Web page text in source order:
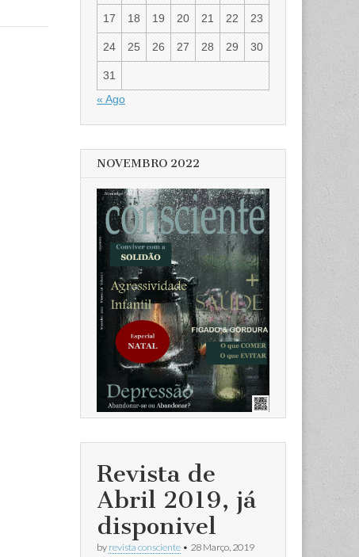
17 18 19 20 21 22 23
24 25 26 27 28 29 30
31
« Ago
NOVEMBRO 2022
Revista de
Abril 2019, já
disponivel
by revista consciente • 28 Março, 2019